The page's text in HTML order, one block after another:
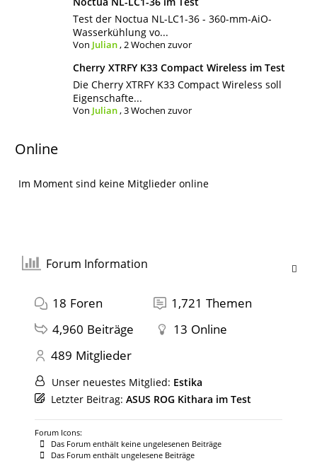
Test der Noctua NL-LC1-36 - 360-mm-AiO-
Wasserkühlung vo...
Von Julian,2 Wochen zuvor
Cherry XTRFY K33 Compact Wireless im Test
Die Cherry XTRFY K33 Compact Wireless soll
Eigenschafte...
Von Julian,3 Wochen zuvor
Online
Im Moment sind keine Mitglieder online
Forum Information
18 Foren 1,721 Themen
4,960 Beiträge 13 Online
489 Mitglieder
Unser neuestes Mitglied: Estika
Letzter Beitrag: ASUS ROG Kithara im Test
Forum Icons:
Das Forum enthält keine ungelesenen Beiträge
Das Forum enthält ungelesene Beiträge